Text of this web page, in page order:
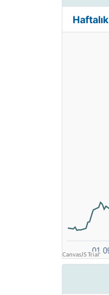
Haftalık